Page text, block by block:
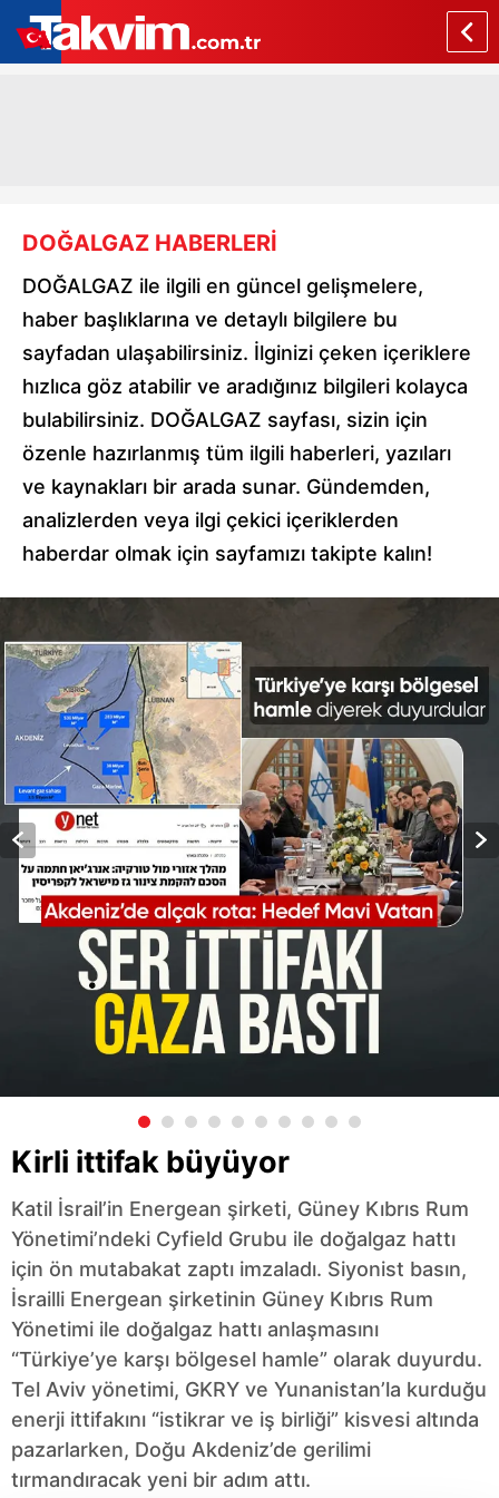
DOĞALGAZ HABERLERİ
DOĞALGAZ ile ilgili en güncel gelişmelere,
haber başlıklarına ve detaylı bilgilere bu
sayfadan ulaşabilirsiniz. İlginizi çeken içeriklere
hızlıca göz atabilir ve aradığınız bilgileri kolayca
bulabilirsiniz. DOĞALGAZ sayfası, sizin için
özenle hazırlanmış tüm ilgili haberleri, yazıları
ve kaynakları bir arada sunar. Gündemden,
analizlerden veya ilgi çekici içeriklerden
haberdar olmak için sayfamızı takipte kalın!
Kirli ittifak büyüyor
Katil İsrail’in Energean şirketi, Güney Kıbrıs Rum
Yönetimi’ndeki Cyfield Grubu ile doğalgaz hattı
için ön mutabakat zaptı imzaladı. Siyonist basın,
İsrailli Energean şirketinin Güney Kıbrıs Rum
Yönetimi ile doğalgaz hattı anlaşmasını
“Türkiye’ye karşı bölgesel hamle” olarak duyurdu.
Tel Aviv yönetimi, GKRY ve Yunanistan’la kurduğu
enerji ittifakını “istikrar ve iş birliği” kisvesi altında
pazarlarken, Doğu Akdeniz’de gerilimi
tırmandıracak yeni bir adım attı.